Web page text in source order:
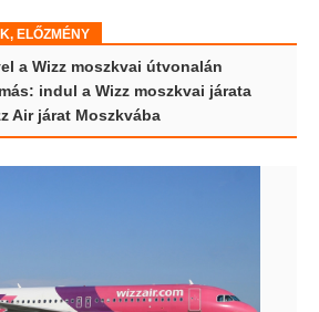
ELŐZMÉNY
a Wizz moszkvai útvonalán
indul a Wizz moszkvai járata
Air járat Moszkvába